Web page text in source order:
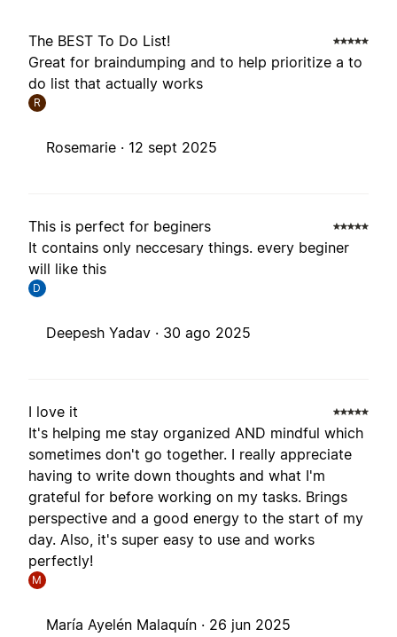
The BEST To Do List!
Great for braindumping and to help prioritize a to
do list that actually works
R
Rosemarie · 12 sept 2025
This is perfect for beginers
It contains only neccesary things. every beginer
will like this
D
Deepesh Yadav · 30 ago 2025
I love it
It's helping me stay organized AND mindful which
sometimes don't go together. I really appreciate
having to write down thoughts and what I'm
grateful for before working on my tasks. Brings
perspective and a good energy to the start of my
day. Also, it's super easy to use and works
perfectly!
M
María Ayelén Malaquín · 26 jun 2025